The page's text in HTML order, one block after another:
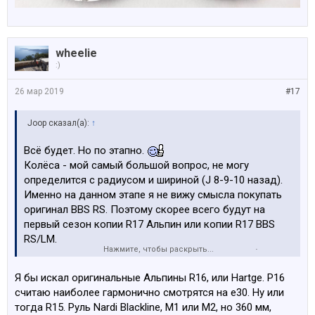
wheelie
:)
#17
26 мар 2019
Joop сказал(а): ↑
Всё будет. Но по этапно.
Колёса - мой самый большой вопрос, не могу
определится с радиусом и шириной (J 8-9-10 назад).
Именно на данном этапе я не вижу смысла покупать
оригинал BBS RS. Поэтому скорее всего будут на
первый сезон копии R17 Альпин или копии R17 BBS
RS/LM.
Руль - или Nardi дерево или M1, M2. Это точно будет в
стоит - вообще никак (троллейбус).
Нажмите, чтобы раскрыть...
Я бы искал оригинальные Альпины R16, или Hartge. Р16
считаю наиболее гармонично смотрятся на е30. Ну или
тогда R15. Руль Nardi Blackline, М1 или М2, но 360 мм,